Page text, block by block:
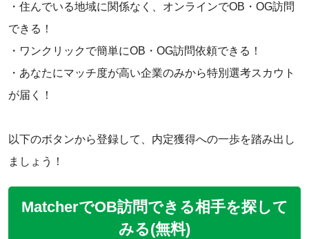
・住んでいる地域に関係なく、オンラインでOB・OG訪問
できる！
・ワンクリックで簡単にOB・OG訪問依頼できる！
・あなたにマッチ度が高い企業のみから特別選考スカウト
が届く！
以下のボタンから登録して、内定獲得への一歩を踏み出し
ましょう！
MatcherでOB訪問できる相手を探して
みる(無料)